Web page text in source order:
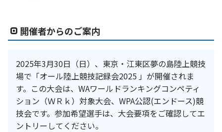
開催者からのご案内
2025年3月30日（日）、東京・江東区夢の島陸上競技
場で「オール陸上競技記録会2025 」が開催されま
す。この大会は、WAワールドランキングコンペティ
ション（ＷＲｋ）対象大会、WPA公認(エンドース)競
技会です。参加希望選手は、大会要項をご確認してエ
ントリーしてください。